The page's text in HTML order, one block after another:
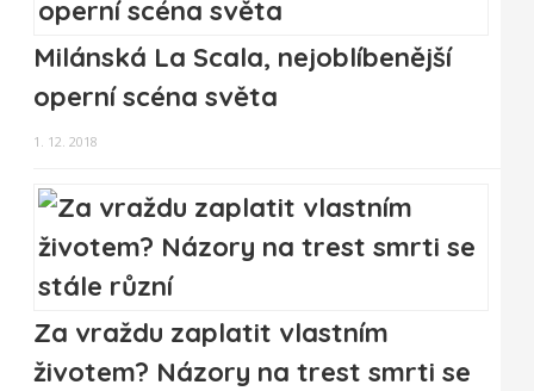
Milánská La Scala, nejoblíbenější
operní scéna světa
1. 12. 2018
Za vraždu zaplatit vlastním
životem? Názory na trest smrti se